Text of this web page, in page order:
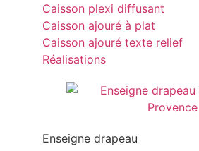
Caisson plexi diffusant
Caisson ajouré à plat
Caisson ajouré texte relief
Réalisations
Enseigne drapeau